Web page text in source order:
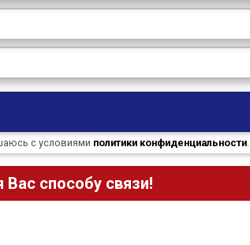
с условиями политики конфиденциальности.
способу связи!